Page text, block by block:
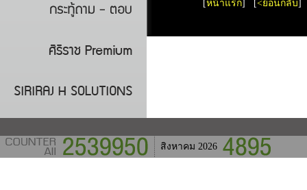
[หน้าแรก] [<ย้อนกลับ]
สิงหาคม 2026